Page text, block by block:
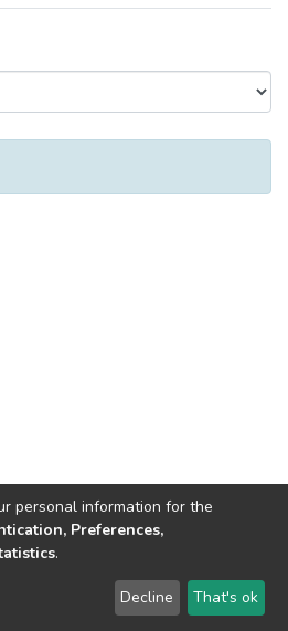
© 2002-2026 LYRASIS
Send Feedback
personal information for the
Preferences,
.
Decline That's ok